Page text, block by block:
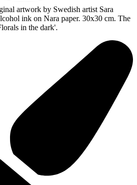
artwork by Swedish artist Sara
ink on Nara paper. 30x30 cm. The
in the dark'.